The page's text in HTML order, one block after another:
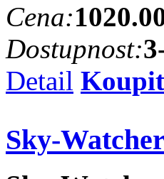
Cena:
Dostupnost:
Detail Koupit
Sky-